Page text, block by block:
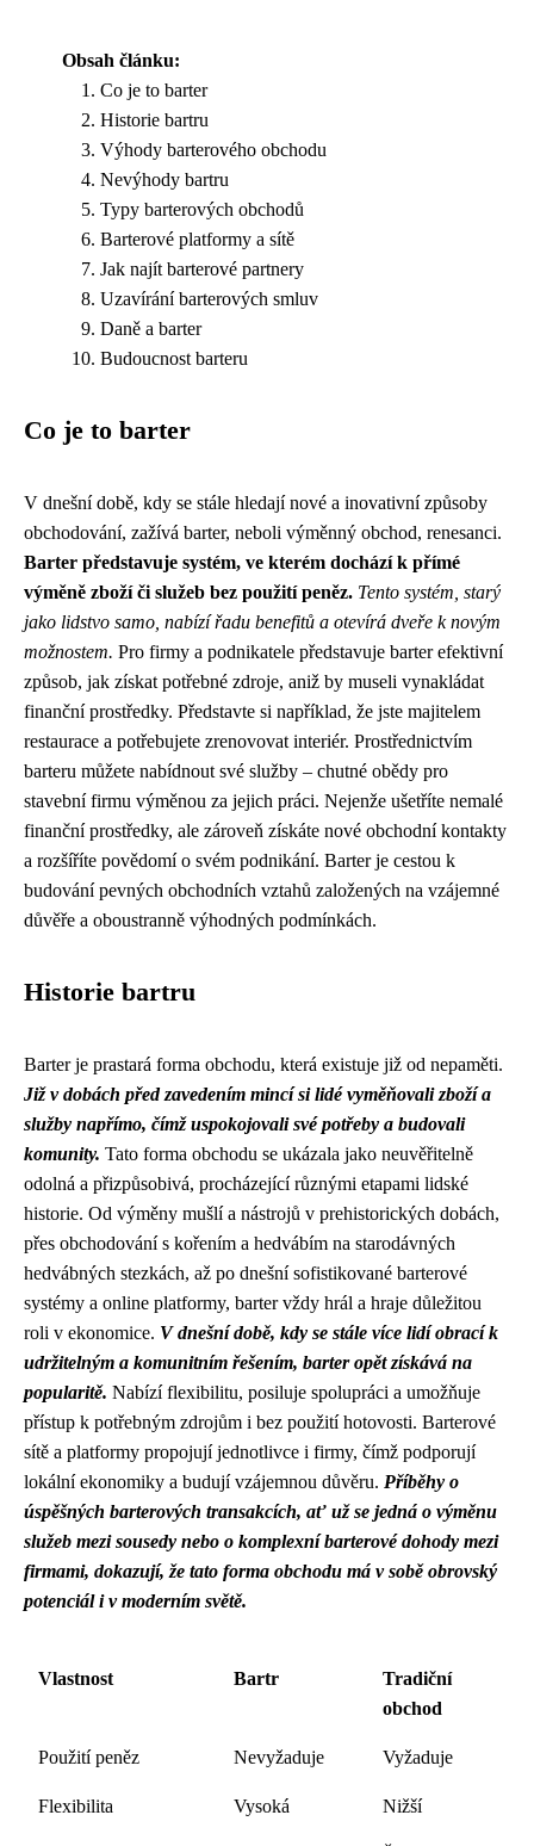
Obsah článku:
Co je to barter
Historie bartru
Výhody barterového obchodu
Nevýhody bartru
Typy barterových obchodů
Barterové platformy a sítě
Jak najít barterové partnery
Uzavírání barterových smluv
Daně a barter
Budoucnost barteru
Co je to barter
V dnešní době, kdy se stále hledají nové a inovativní způsoby
obchodování, zažívá barter, neboli výměnný obchod, renesanci.
Barter představuje systém, ve kterém dochází k přímé
výměně zboží či služeb bez použití peněz. Tento systém, starý
jako lidstvo samo, nabízí řadu benefitů a otevírá dveře k novým
možnostem. Pro firmy a podnikatele představuje barter efektivní
způsob, jak získat potřebné zdroje, aniž by museli vynakládat
finanční prostředky. Představte si například, že jste majitelem
restaurace a potřebujete zrenovovat interiér. Prostřednictvím
barteru můžete nabídnout své služby – chutné obědy pro
stavební firmu výměnou za jejich práci. Nejenže ušetříte nemalé
finanční prostředky, ale zároveň získáte nové obchodní kontakty
a rozšíříte povědomí o svém podnikání. Barter je cestou k
budování pevných obchodních vztahů založených na vzájemné
důvěře a oboustranně výhodných podmínkách.
Historie bartru
Barter je prastará forma obchodu, která existuje již od nepaměti.
Již v dobách před zavedením mincí si lidé vyměňovali zboží a
služby napřímo, čímž uspokojovali své potřeby a budovali
komunity. Tato forma obchodu se ukázala jako neuvěřitelně
odolná a přizpůsobivá, procházející různými etapami lidské
historie. Od výměny mušlí a nástrojů v prehistorických dobách,
přes obchodování s kořením a hedvábím na starodávných
hedvábných stezkách, až po dnešní sofistikované barterové
systémy a online platformy, barter vždy hrál a hraje důležitou
roli v ekonomice. V dnešní době, kdy se stále více lidí obrací k
udržitelným a komunitním řešením, barter opět získává na
popularitě. Nabízí flexibilitu, posiluje spolupráci a umožňuje
přístup k potřebným zdrojům i bez použití hotovosti. Barterové
sítě a platformy propojují jednotlivce i firmy, čímž podporují
lokální ekonomiky a budují vzájemnou důvěru. Příběhy o
úspěšných barterových transakcích, ať už se jedná o výměnu
služeb mezi sousedy nebo o komplexní barterové dohody mezi
firmami, dokazují, že tato forma obchodu má v sobě obrovský
potenciál i v moderním světě.
Vlastnost Bartr
Tradiční
obchod
Použití peněz Nevyžaduje Vyžaduje
Flexibilita Vysoká Nižší